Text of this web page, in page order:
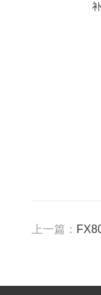
上一篇：